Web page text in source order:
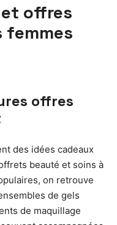
offres
femmes
offres
des idées cadeaux
beauté et soins à
on retrouve
de gels
de maquillage